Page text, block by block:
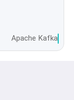
Apache Kafka